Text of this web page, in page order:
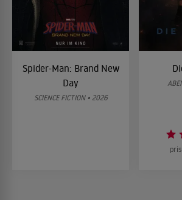
Spider-Man: Brand New
Day
SCIENCE FICTION • 2026